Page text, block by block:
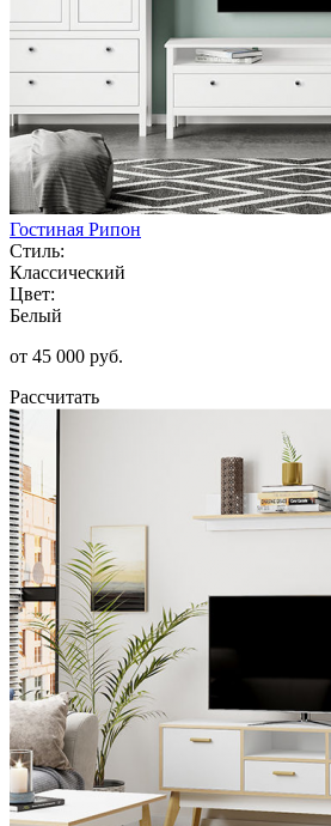
Гостиная Рипон
Стиль:
Классический
Цвет:
Белый
от 45 000 руб.
Рассчитать